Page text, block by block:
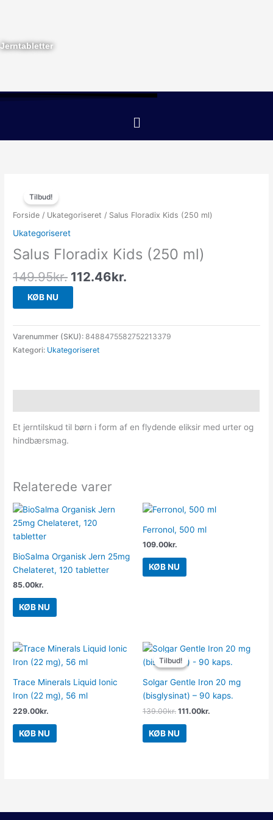
Jerntabletter
Menu
Tilbud!
Forside / Ukategoriseret / Salus Floradix Kids (250 ml)
Ukategoriseret
Salus Floradix Kids (250 ml)
149.95kr.
pris
var:
149.95kr..
112.46kr.
pris
KØB NU
Varenummer (SKU):8488475582752213379
Kategori: Ukategoriseret
Et jerntilskud til børn i form af en flydende eliksir med urter og
hindbærsmag.
Relaterede varer
BioSalma Organisk Jern 25mg
Chelateret, 120 tabletter
85.00kr.
KØB NU
Ferronol, 500 ml
109.00kr.
KØB NU
Trace Minerals Liquid Ionic
Iron (22 mg), 56 ml
229.00kr.
KØB NU
Tilbud!
Tilbud!
Solgar Gentle Iron 20 mg
(bisglysinat) – 90 kaps.
139.00kr.
Den
oprindelige
pris
139.00kr..
111.00kr.
Den
pris
111.00kr..
KØB NU